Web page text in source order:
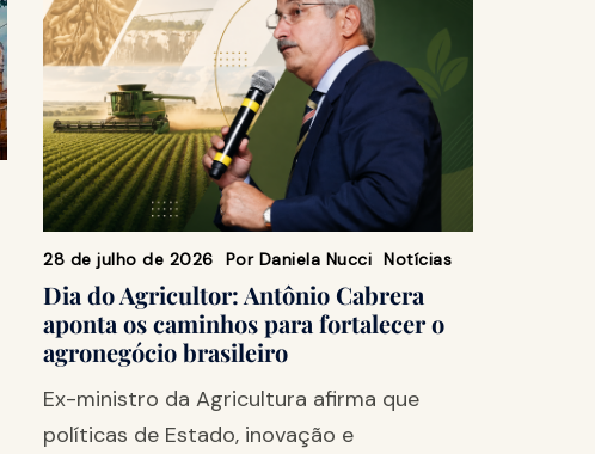
28 de julho de 2026 Por Daniela Nucci Notícias
Dia do Agricultor: Antônio Cabrera
aponta os caminhos para fortalecer o
agronegócio brasileiro
Ex-ministro da Agricultura afirma que
políticas de Estado, inovação e